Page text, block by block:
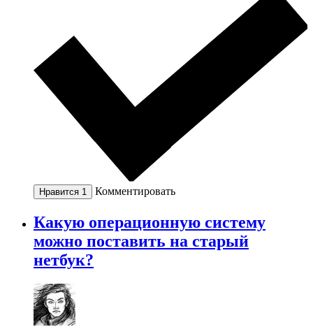
Нравится 1 Комментировать
Какую операционную систему
можно поставить на старый
нетбук?